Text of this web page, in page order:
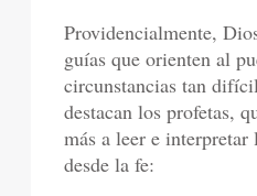
Providencialmente,
guías que orienten al
circunstancias tan
destacan los profetas,
más a leer e
desde la fe: